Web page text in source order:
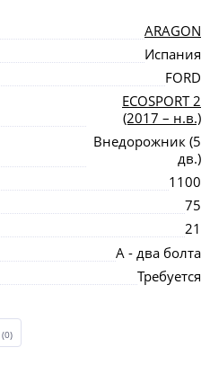
ARAGON
Испания
FORD
ECOSPORT 2
(2017 – н.в.)
Внедорожник (5
дв.)
1100
75
21
А - два болта
Требуется
(0)